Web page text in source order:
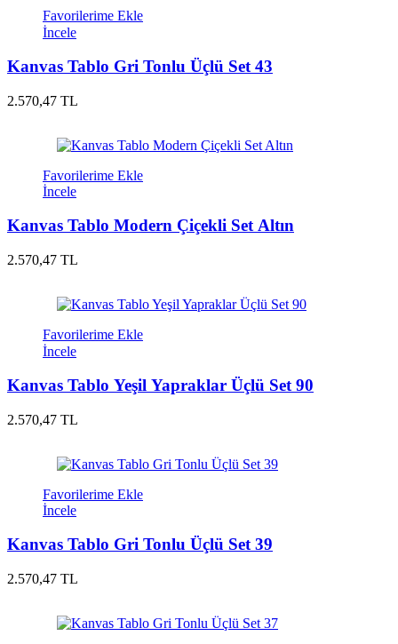
Favorilerime Ekle
İncele
Kanvas Tablo Gri Tonlu Üçlü Set 43
2.570,47 TL
Favorilerime Ekle
İncele
Kanvas Tablo Modern Çiçekli Set Altın
2.570,47 TL
Favorilerime Ekle
İncele
Kanvas Tablo Yeşil Yapraklar Üçlü Set 90
2.570,47 TL
Favorilerime Ekle
İncele
Kanvas Tablo Gri Tonlu Üçlü Set 39
2.570,47 TL